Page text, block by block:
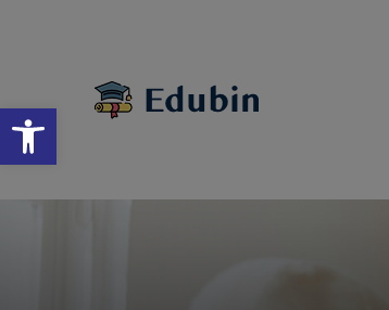
Eszköztár megnyitása